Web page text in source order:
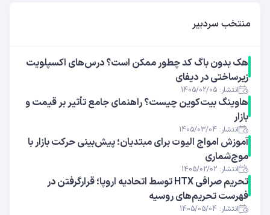
منتخب سردبیر
هک بدون باگ کد چطور ممکن است؟ درس‌های اکسپلویت
زیرساختی در دیفای
انتشار: 1405/02/05
هاوینگ بیت‌کوین چیست؟ راهنمای جامع تأثیر بر قیمت و
بازار
انتشار: 1405/03/04
آموزش امواج الیوت برای مبتدیان؛ پیش‌بینی حرکت بازار با
موج‌شماری
انتشار: 1405/02/02
تحریم صرافی HTX توسط اتحادیه اروپا؛ قرارگرفتن در
فهرست تحریم‌های روسیه
انتشار: 1405/05/04